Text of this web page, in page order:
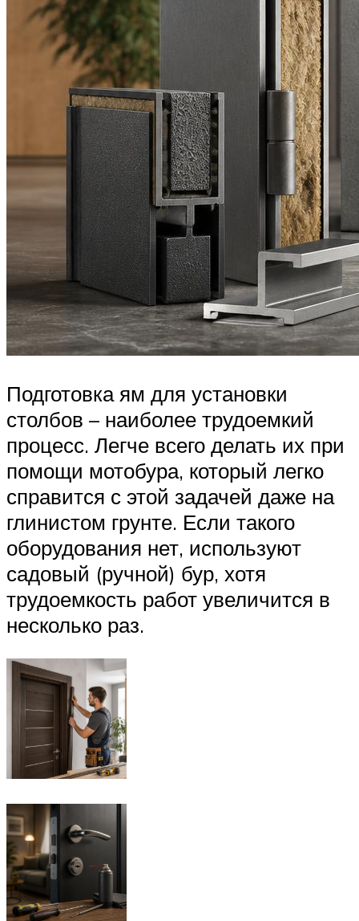
Подготовка ям для установки
столбов – наиболее трудоемкий
процесс. Легче всего делать их при
помощи мотобура, который легко
справится с этой задачей даже на
глинистом грунте. Если такого
оборудования нет, используют
садовый (ручной) бур, хотя
трудоемкость работ увеличится в
несколько раз.